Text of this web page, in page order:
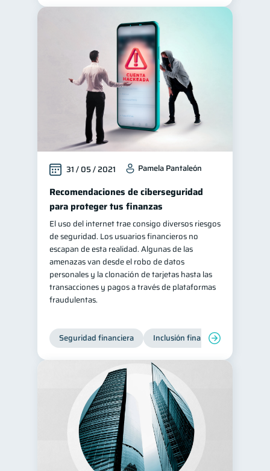
31 / 05 / 2021 Pamela Pantaleón
Recomendaciones de ciberseguridad
para proteger tus finanzas
El uso del internet trae consigo diversos riesgos
de seguridad. Los usuarios financieros no
escapan de esta realidad. Algunas de las
amenazas van desde el robo de datos
personales y la clonación de tarjetas hasta las
transacciones y pagos a través de plataformas
fraudulentas.
Seguridad financiera Inclusión financiera